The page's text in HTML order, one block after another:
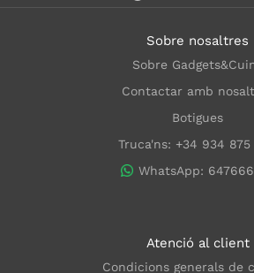
Sobre nosaltres
Sobre
Contactar amb
Botigues
Truca'ns: +34 934 875
WhatsApp:
Atenció al client
Condicions generals de